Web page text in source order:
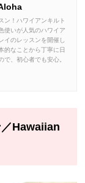
ン！ハワイアンキルト
使いが人気のハワイア
イのレッスンを開催し
的なことから丁寧に日
、初心者でも安心。
Hawaiian